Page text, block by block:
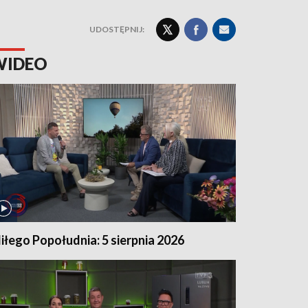
UDOSTĘPNIJ:
Popołudnia: 5 sierpnia 2026